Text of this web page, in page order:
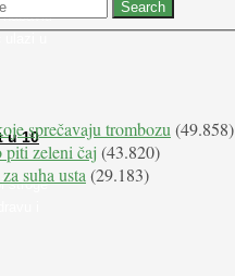
u 10
stroge
i
sprečavaju trombozu(49.858)
piti zeleni čaj (43.820)
suha usta(29.183)